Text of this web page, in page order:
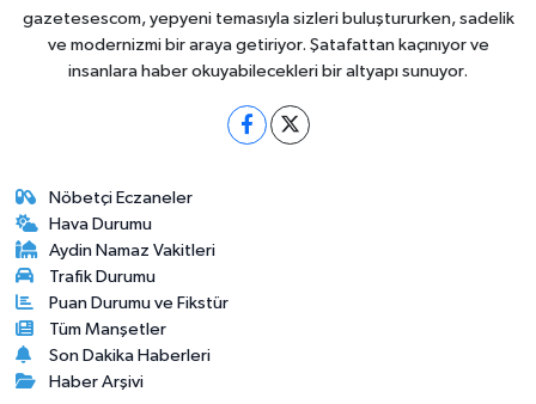
gazetesescom, yepyeni temasıyla sizleri buluştururken, sadelik
ve modernizmi bir araya getiriyor. Şatafattan kaçınıyor ve
insanlara haber okuyabilecekleri bir altyapı sunuyor.
Nöbetçi Eczaneler
Hava Durumu
Aydin Namaz Vakitleri
Trafik Durumu
Puan Durumu ve Fikstür
Tüm Manşetler
Son Dakika Haberleri
Haber Arşivi